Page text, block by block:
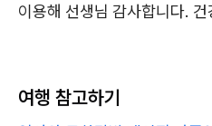
이용해 선생님 감사합니다.
여행 참고하기